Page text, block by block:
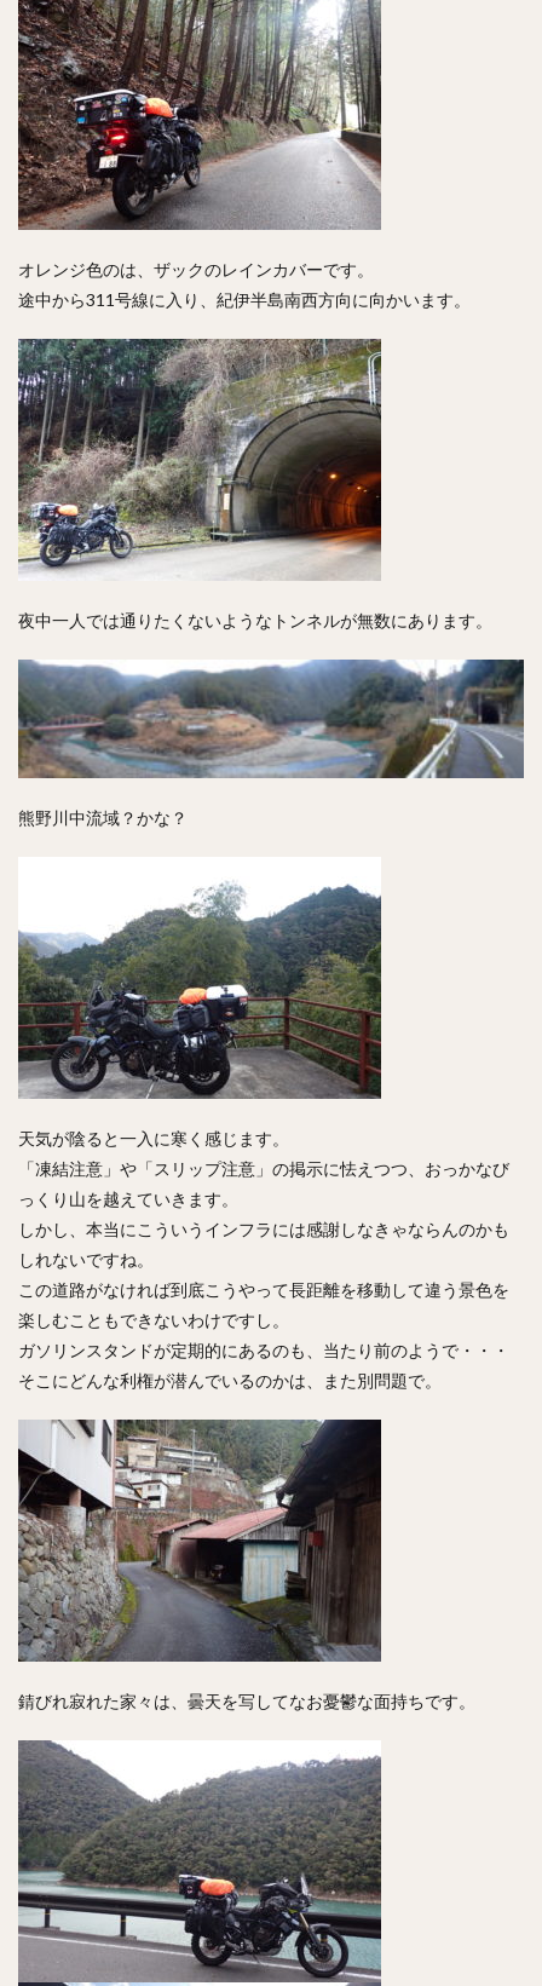
オレンジ色のは、ザックのレインカバーです。
途中から311号線に入り、紀伊半島南西方向に向かいます。
夜中一人では通りたくないようなトンネルが無数にあります。
熊野川中流域？かな？
天気が陰ると一入に寒く感じます。
「凍結注意」や「スリップ注意」の掲示に怯えつつ、おっかなび
っくり山を越えていきます。
しかし、本当にこういうインフラには感謝しなきゃならんのかも
しれないですね。
この道路がなければ到底こうやって長距離を移動して違う景色を
楽しむこともできないわけですし。
ガソリンスタンドが定期的にあるのも、当たり前のようで・・・
そこにどんな利権が潜んでいるのかは、また別問題で。
錆びれ寂れた家々は、曇天を写してなお憂鬱な面持ちです。